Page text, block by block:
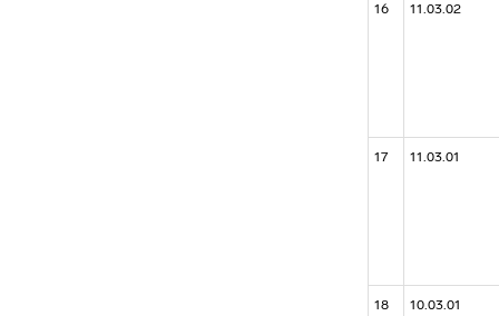
16 11.03.02
17 11.03.01
18 10.03.01